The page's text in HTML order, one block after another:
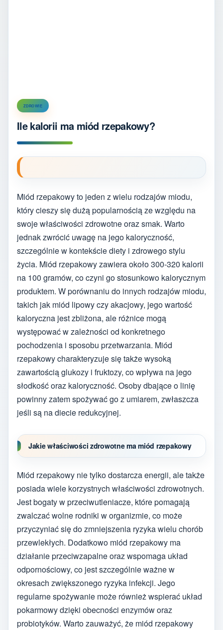
ZDROWIE
Ile kalorii ma miód rzepakowy?
Miód rzepakowy to jeden z wielu rodzajów miodu,
który cieszy się dużą popularnością ze względu na
swoje właściwości zdrowotne oraz smak. Warto
jednak zwrócić uwagę na jego kaloryczność,
szczególnie w kontekście diety i zdrowego stylu
życia. Miód rzepakowy zawiera około 300-320 kalorii
na 100 gramów, co czyni go stosunkowo kalorycznym
produktem. W porównaniu do innych rodzajów miodu,
takich jak miód lipowy czy akacjowy, jego wartość
kaloryczna jest zbliżona, ale różnice mogą
występować w zależności od konkretnego
pochodzenia i sposobu przetwarzania. Miód
rzepakowy charakteryzuje się także wysoką
zawartością glukozy i fruktozy, co wpływa na jego
słodkość oraz kaloryczność. Osoby dbające o linię
powinny zatem spożywać go z umiarem, zwłaszcza
jeśli są na diecie redukcyjnej.
Jakie właściwości zdrowotne ma miód rzepakowy
Miód rzepakowy nie tylko dostarcza energii, ale także
posiada wiele korzystnych właściwości zdrowotnych.
Jest bogaty w przeciwutleniacze, które pomagają
zwalczać wolne rodniki w organizmie, co może
przyczyniać się do zmniejszenia ryzyka wielu chorób
przewlekłych. Dodatkowo miód rzepakowy ma
działanie przeciwzapalne oraz wspomaga układ
odpornościowy, co jest szczególnie ważne w
okresach zwiększonego ryzyka infekcji. Jego
regularne spożywanie może również wspierać układ
pokarmowy dzięki obecności enzymów oraz
probiotyków. Warto zauważyć, że miód rzepakowy